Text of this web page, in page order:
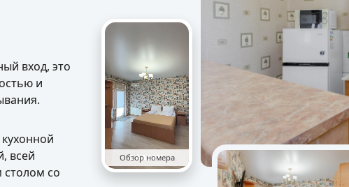
вход, это
и
всей
со
Обзор номера